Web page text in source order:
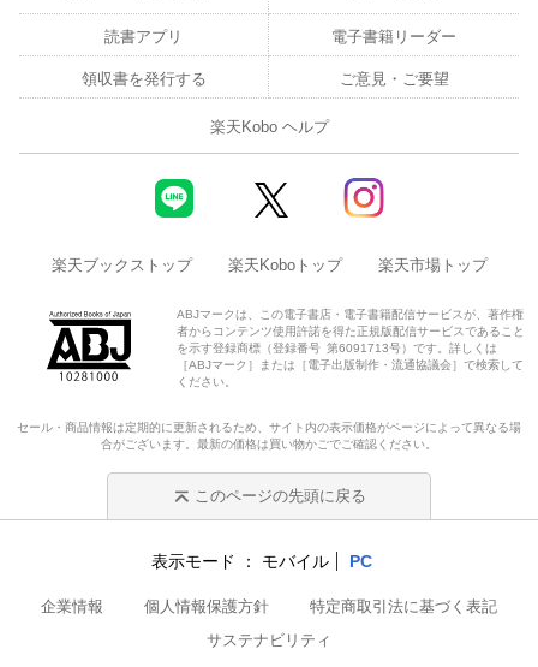
読書アプリ 電子書籍リーダー
領収書を発行する ご意見・ご要望
楽天Kobo ヘルプ
楽天ブックストップ 楽天Koboトップ 楽天市場トップ
ABJマークは、この電子書店・電子書籍配信サービスが、著作権
者からコンテンツ使用許諾を得た正規版配信サービスであること
を示す登録商標（登録番号 第6091713号）です。詳しくは
［ABJマーク］または［電子出版制作・流通協議会］で検索して
ください。
セール・商品情報は定期的に更新されるため、サイト内の表示価格がページによって異なる場
合がございます。最新の価格は買い物かごでご確認ください。
このページの先頭に戻る
表示モード モバイル PC
企業情報 個人情報保護方針
特定商取引法に基づく表記
サステナビリティ